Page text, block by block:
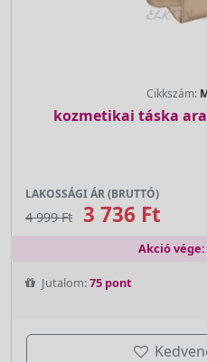
Cikkszám:
kozmetikai táska
LAKOSSÁGI ÁR (BRUTTÓ)
4 999 Ft 3 736 Ft
Akció vége:
Jutalom:75 pont